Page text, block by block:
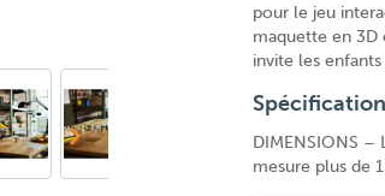
pour le jeu
maquette en 3D
invite les
DIMENSIONS –
mesure plus de